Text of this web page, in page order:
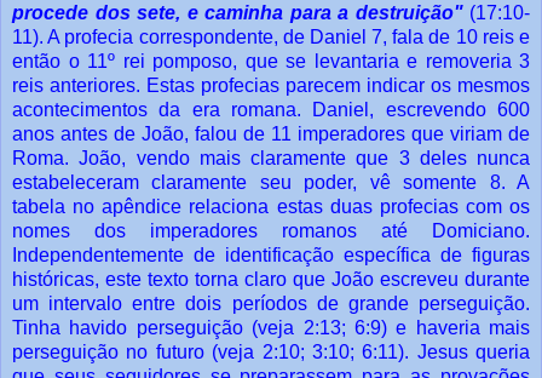
procede dos sete, e caminha para a destruição" (17:10-
11). A profecia correspondente, de Daniel 7, fala de 10 reis e
então o 11º rei pomposo, que se levantaria e removeria 3
reis anteriores. Estas profecias parecem indicar os mesmos
acontecimentos da era romana. Daniel, escrevendo 600
anos antes de João, falou de 11 imperadores que viriam de
Roma. João, vendo mais claramente que 3 deles nunca
estabeleceram claramente seu poder, vê somente 8. A
tabela no apêndice relaciona estas duas profecias com os
nomes dos imperadores romanos até Domiciano.
Independentemente de identificação específica de figuras
históricas, este texto torna claro que João escreveu durante
um intervalo entre dois períodos de grande perseguição.
Tinha havido perseguição (veja 2:13; 6:9) e haveria mais
perseguição no futuro (veja 2:10; 3:10; 6:11). Jesus queria